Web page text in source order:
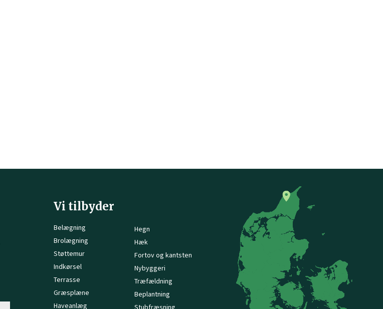
Vi tilbyder
Belægning
Brolægning
Støttemur
Indkørsel
Terrasse
Græsplæne
Haveanlæg
Hegn
Hæk
Fortov og kantsten
Nybyggeri
Træfældning
Beplantning